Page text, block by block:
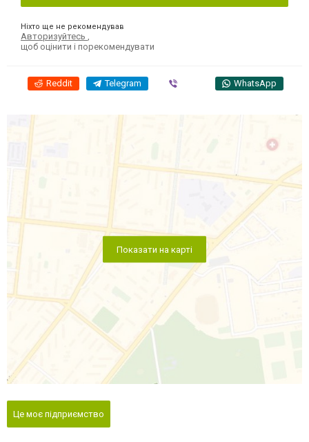
Ніхто ще не рекомендував
Авторизуйтесь
щоб оцінити і порекомендувати
Reddit Telegram WhatsApp
Показати на карті
Це моє підприємство